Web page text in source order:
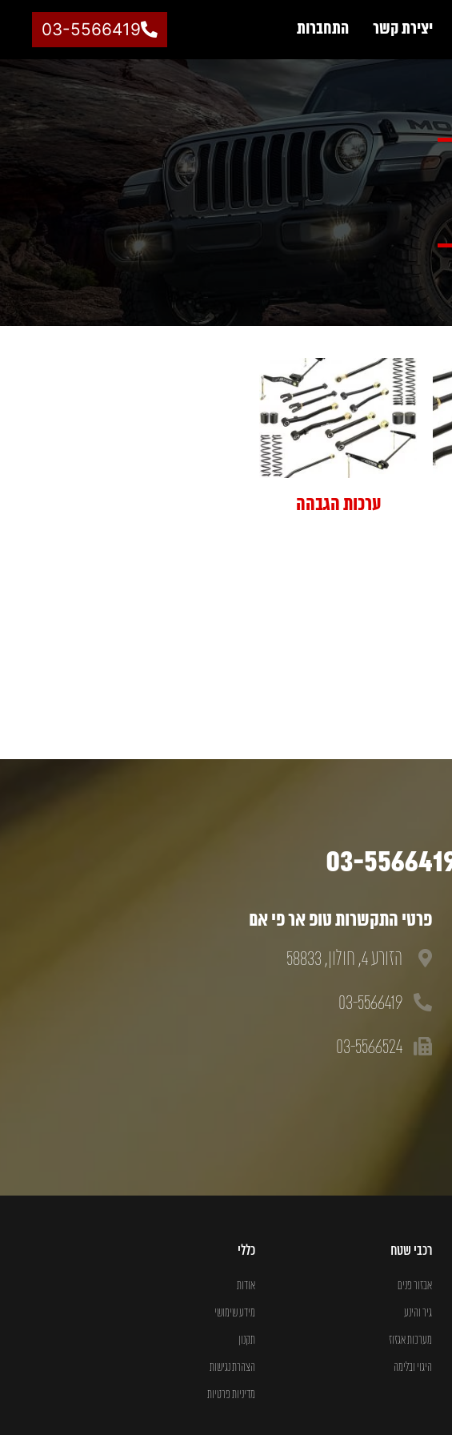
יצירת קשר התחברות 03-5566419
ערכות הגבהה
פרטי התקשרות טופ אר פי אם
הזורע 4, חולון, 58833
03-5566419
03-5566524
רכבי שטח
אבזור פנים
גיר והינע
מערכות אגזוז
היגוי ובלימה
כללי
אודות
מידע שימושי
תקנון
הצהרת נגישות
מדיניות פרטיות